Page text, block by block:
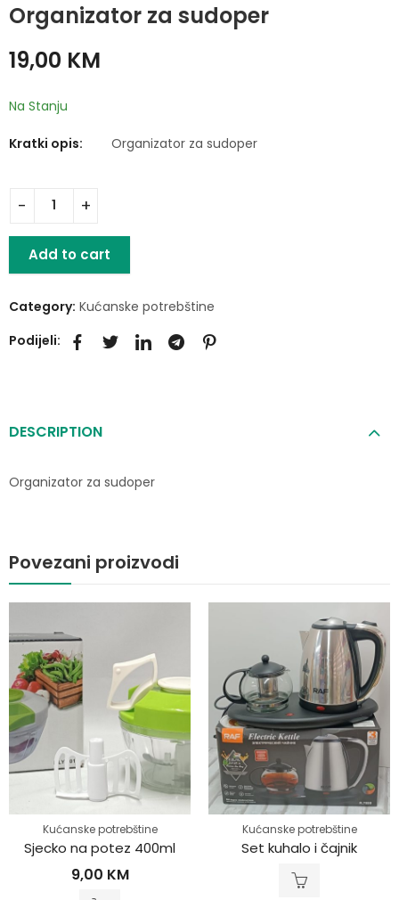
Organizator za sudoperŠolje 6/1 180ml
19,00 KM
Na Stanju
Kratki opis: Organizator za sudoper
Add to cart
Category: Kućanske potrebštine
Podijeli:
DESCRIPTION
Organizator za sudoper
Povezani proizvodi
Kućanske potrebštine
Sjecko na potez 400ml
9,00 KM
Kućanske potrebštine
Set kuhalo i čajnik